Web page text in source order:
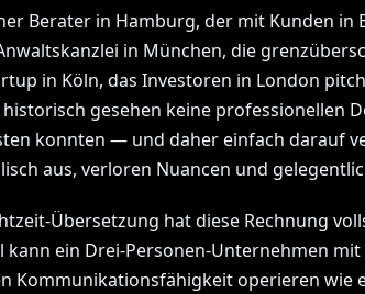
Berater in Hamburg, der mit Kunden in
in München, die
in Köln, das Investoren in London
historisch gesehen keine professionellen
konnten — und daher einfach darauf
aus, verloren Nuancen und
Übersetzung hat diese Rechnung
kann ein Drei-Personen-Unternehmen
Kommunikationsfähigkeit operieren wie